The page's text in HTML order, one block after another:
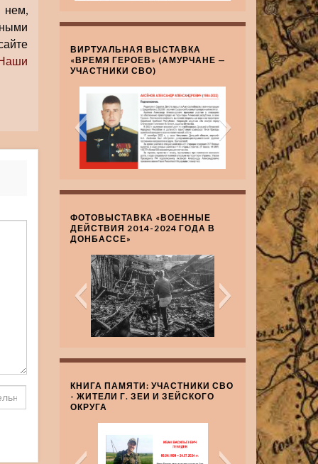
ВИРТУАЛЬНАЯ ВЫСТАВКА
«ВРЕМЯ ГЕРОЕВ» (АМУРЧАНЕ —
УЧАСТНИКИ СВО)
ФОТОВЫСТАВКА «ВОЕННЫЕ
ДЕЙСТВИЯ 2014-2024 ГОДА В
ДОНБАССЕ»
КНИГА ПАМЯТИ: УЧАСТНИКИ СВО
- ЖИТЕЛИ Г. ЗЕИ И ЗЕЙСКОГО
ОКРУГА